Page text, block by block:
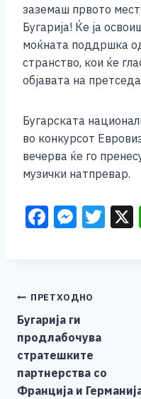
заземаш првото
Бугарија! Ќе ја
моќната поддршка
странство, кои ќе
објавата на
Бугарската
во конкурсот
вечерва ќе го
музички натпревар.
F
b
o
o
k
M
n
g
er
T
Навигација
на
напис
ПРЕТХОДНО
Бугарија ги
продлабочува
стратешките
партнерства со
Франција и